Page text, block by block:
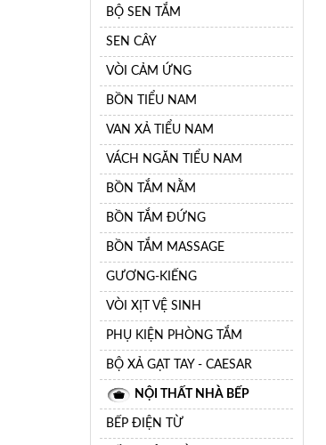
BỘ SEN TẮM
SEN CÂY
VÒI CẢM ỨNG
BỒN TIỂU NAM
VAN XẢ TIỂU NAM
VÁCH NGĂN TIỂU NAM
BỒN TẮM NẰM
BỒN TẮM ĐỨNG
BỒN TẮM MASSAGE
GƯƠNG-KIẾNG
VÒI XỊT VỆ SINH
PHỤ KIỆN PHÒNG TẮM
BỘ XẢ GẠT TAY - CAESAR
NỘI THẤT NHÀ BẾP
BẾP ĐIỆN TỪ